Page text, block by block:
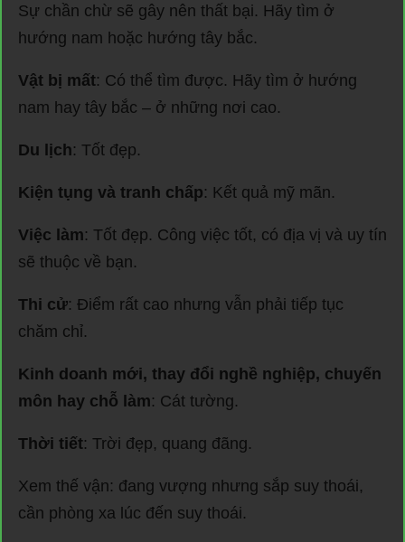
Sự chần chừ sẽ gây nên thất bại. Hãy tìm ở
hướng nam hoặc hướng tây bắc.
Vật bị mất: Có thể tìm được. Hãy tìm ở hướng
nam hay tây bắc – ở những nơi cao.
Du lịch: Tốt đẹp.
Kiện tụng và tranh chấp: Kết quả mỹ mãn.
Việc làm: Tốt đẹp. Công việc tốt, có địa vị và uy tín
sẽ thuộc về bạn.
Thi cử: Điểm rất cao nhưng vẫn phải tiếp tục
chăm chỉ.
Kinh doanh mới, thay đổi nghề nghiệp, chuyến
môn hay chỗ làm: Cát tường.
Thời tiết: Trời đẹp, quang đãng.
Xem thế vận: đang vượng nhưng sắp suy thoái,
cần phòng xa lúc đến suy thoái.